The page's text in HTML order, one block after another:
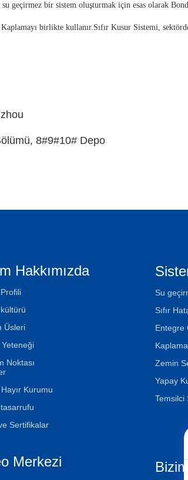
geçirmez bir sistem oluşturmak için esas olarak
birlikte kullanır.Sıfır Kusur Sistemi,
8#9#10# Depo
Hakkımızda
Üsleri
Noktası
Kurumu
Sertifikalar
Merkezi
Su
Sıfır
Entegre
Zemin
Yapay
Temsilci